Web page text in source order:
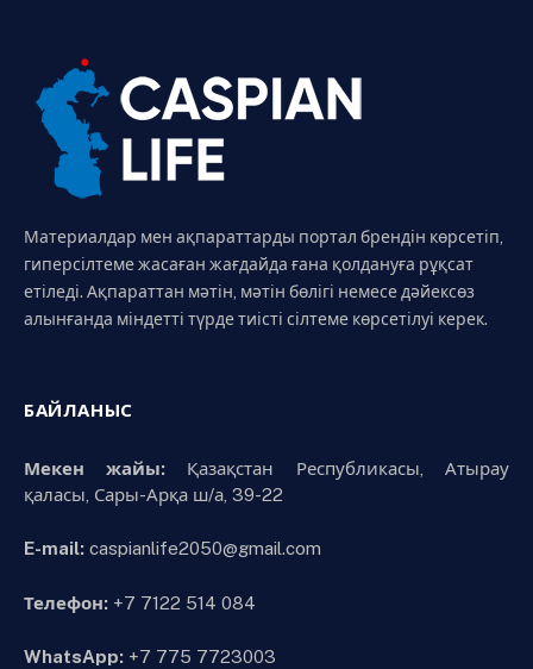
Материалдар мен ақпараттарды портал брендін көрсетіп,
гиперсілтеме жасаған жағдайда ғана қолдануға рұқсат
етіледі. Ақпараттан мәтін, мәтін бөлігі немесе дәйексөз
алынғанда міндетті түрде тиісті сілтеме көрсетілуі керек.
БАЙЛАНЫС
Мекен жайы:Қазақстан Республикасы, Атырау
қаласы, Сары-Арқа ш/а, 39-22
E-mail: caspianlife2050@gmail.com
Телефон: +7 7122 514 084
WhatsApp: +7 775 7723003